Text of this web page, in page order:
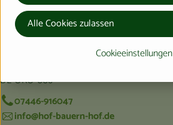
Aktuelles
KONTAKT
DE-ÖKO-006
07446-916047
info@hof-bauern-hof.de
Cookieeinstellungen
Alle Cookies zulassen